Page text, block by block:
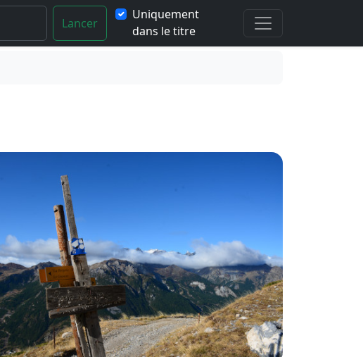
Lancer
Uniquement
dans le titre